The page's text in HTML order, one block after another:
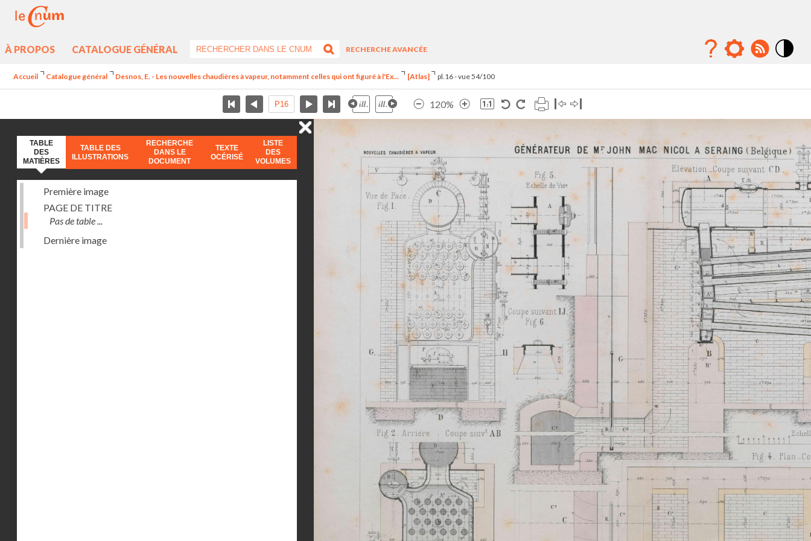
À PROPOS CATALOGUE GÉNÉRAL
RECHERCHE AVANCÉE
Accueil Catalogue général Desnos, E. - Les nouvelles chaudières à vapeur, notamment celles qui ont figuré à l'Ex... [Atlas] pl.16 - vue 54/100
120%
TABLE
DES
MATIÈRES
TABLE DES
ILLUSTRATIONS
RECHERCHE
DANS LE
DOCUMENT
TEXTE
OCÉRISÉ
LISTE
DES
VOLUMES
Première image
PAGE DE TITRE
Pas de table ...
Dernière image